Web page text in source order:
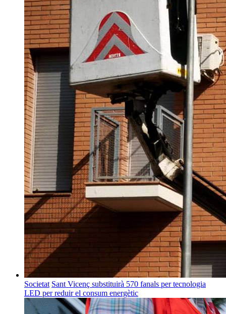
Societat Sant Vicenç substituirà 570 fanals per tecnologia
LED per reduir el consum energètic